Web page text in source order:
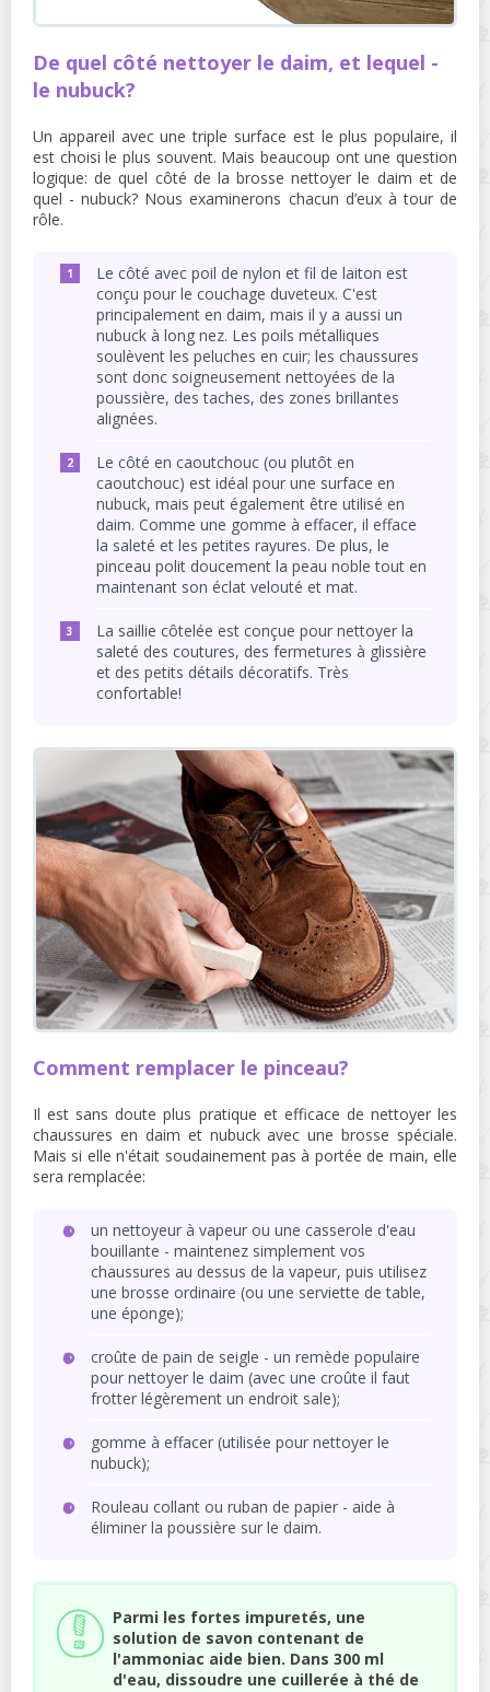
De quel côté nettoyer le daim, et lequel -
le nubuck?
Un appareil avec une triple surface est le plus populaire, il
est choisi le plus souvent. Mais beaucoup ont une question
logique: de quel côté de la brosse nettoyer le daim et de
quel - nubuck? Nous examinerons chacun d’eux à tour de
rôle.
Le côté avec poil de nylon et fil de laiton est
conçu pour le couchage duveteux. C'est
principalement en daim, mais il y a aussi un
nubuck à long nez. Les poils métalliques
soulèvent les peluches en cuir; les chaussures
sont donc soigneusement nettoyées de la
poussière, des taches, des zones brillantes
alignées.
Le côté en caoutchouc (ou plutôt en
caoutchouc) est idéal pour une surface en
nubuck, mais peut également être utilisé en
daim. Comme une gomme à effacer, il efface
la saleté et les petites rayures. De plus, le
pinceau polit doucement la peau noble tout en
maintenant son éclat velouté et mat.
La saillie côtelée est conçue pour nettoyer la
saleté des coutures, des fermetures à glissière
et des petits détails décoratifs. Très
confortable!
Comment remplacer le pinceau?
Il est sans doute plus pratique et efficace de nettoyer les
chaussures en daim et nubuck avec une brosse spéciale.
Mais si elle n'était soudainement pas à portée de main, elle
sera remplacée:
un nettoyeur à vapeur ou une casserole d'eau
bouillante - maintenez simplement vos
chaussures au dessus de la vapeur, puis utilisez
une brosse ordinaire (ou une serviette de table,
une éponge);
croûte de pain de seigle - un remède populaire
pour nettoyer le daim (avec une croûte il faut
frotter légèrement un endroit sale);
gomme à effacer (utilisée pour nettoyer le
nubuck);
Rouleau collant ou ruban de papier - aide à
éliminer la poussière sur le daim.
Parmi les fortes impuretés, une
solution de savon contenant de
l'ammoniac aide bien. Dans 300 ml
d'eau, dissoudre une cuillerée à thé de